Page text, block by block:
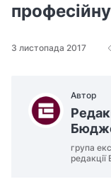
3 листопада 2017
Автор
група